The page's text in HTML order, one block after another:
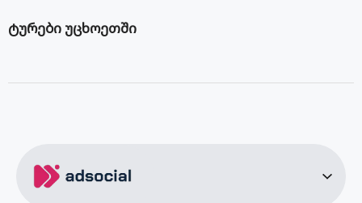
ტურები უცხოეთში
სეიშელის კუნძულების ტური
ვენის ტური